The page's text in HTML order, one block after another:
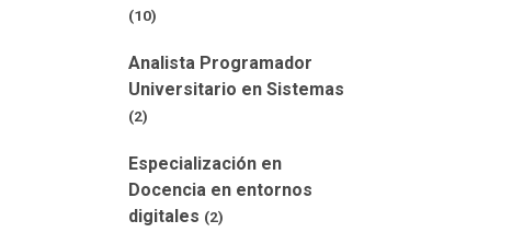
(10)
Analista Programador
Universitario en Sistemas
(2)
Especialización en
Docencia en entornos
digitales (2)